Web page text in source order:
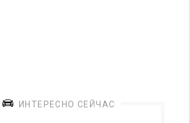
ИНТЕРЕСНО СЕЙЧАС